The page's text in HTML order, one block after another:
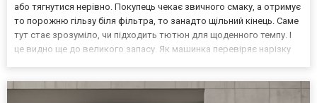
або тягнутися нерівно. Покупець чекає звичного смаку, а отримує
то порожню гільзу біля фільтра, то занадто щільний кінець. Саме
тут стає зрозуміло, чи підходить тютюн для щоденного темпу. І
це видно ще до великого запасу. Як машинка перевіряє нарізку